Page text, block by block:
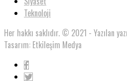
Teknoloji
Her hakkı saklıdır. © 2021 - Yazılan
Tasarım: Etkileşim Medya